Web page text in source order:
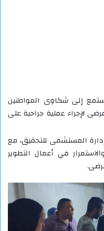
إلى شكاوى المواطنين
لإجراء عملية جراحية على
المستشفى للتحقيق، مع
في أعمال التطوير